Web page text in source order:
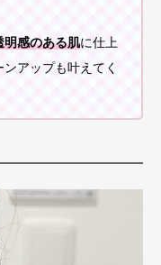
明感のある肌に仕上
アップも叶えてく